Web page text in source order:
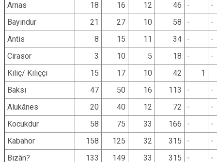
Arnas
18 16 12 46 -
-
Bayındur
21 27 10 58 -
-
Antis
8 15 11 34 -
-
Cirasor
3 10 5 18 -
-
Kılıç/ Kılıççı
15 17 10 42
1
Baksı
47 50 16 113 -
-
Alukânes
20 40 12 72 -
-
Kocukdur
58 75 33 166 -
-
Kabahor
158 125 32 315 -
-
Bizân?
133 149 33 315 -
-